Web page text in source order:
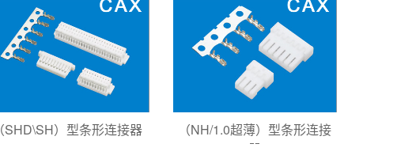
（SHD\SH）型条形连接器
（NH/1.0超薄）型条形连接
器